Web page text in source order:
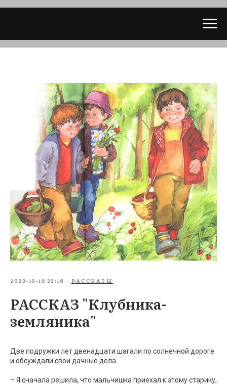
2023-10-19 22:18 РАССКАЗЫ
РАССКАЗ "Клубника-
земляника"
Две подружки лет двенадцати шагали по солнечной дороге
и обсуждали свои дачные дела.
– Я сначала решила, что мальчишка приехал к этому старику,